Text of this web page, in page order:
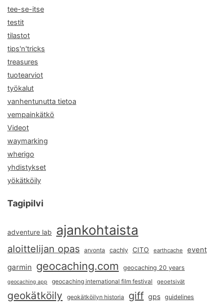
tee-se-itse
testit
tilastot
tips'n'tricks
treasures
tuotearviot
työkalut
vanhentunutta tietoa
vempainkätkö
Videot
waymarking
wherigo
yhdistykset
yökätköily
Tagipilvi
adventure lab ajankohtaista
aloittelijan opas arvonta cachly CITO earthcache event
garmin geocaching.com geocaching 20 years
geocaching app geocaching international film festival geoetsivät
geokätköily geokätköilyn historia giff gps guidelines